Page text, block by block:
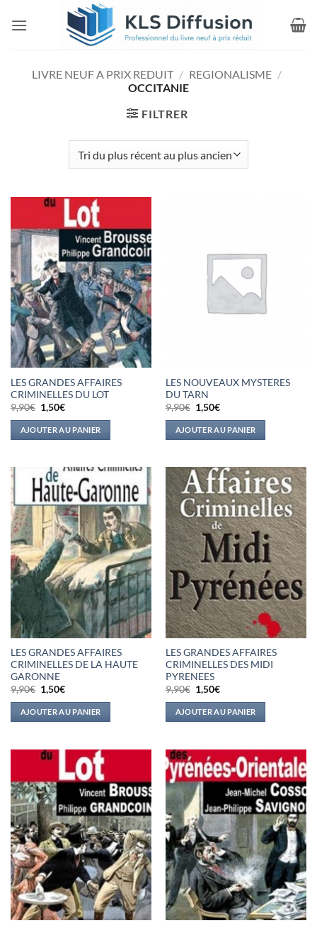
LIVRE NEUF A PRIX REDUIT / REGIONALISME /
OCCITANIE
FILTRER
LES GRANDES AFFAIRES
CRIMINELLES DU LOT
9,90€ Le
prix
initial
était :
9,90€.
1,50€Le
actuel
est :
1,50€.
AJOUTER AU PANIER
LES NOUVEAUX MYSTERES
DU TARN
9,90€ Le
prix
initial
était :
9,90€.
1,50€Le
actuel
est :
1,50€.
AJOUTER AU PANIER
LES GRANDES AFFAIRES
CRIMINELLES DE LA HAUTE
GARONNE
9,90€ Le
prix
initial
était :
9,90€.
1,50€Le
actuel
est :
1,50€.
AJOUTER AU PANIER
LES GRANDES AFFAIRES
CRIMINELLES DES MIDI
PYRENEES
9,90€ Le
prix
initial
était :
9,90€.
1,50€Le
actuel
est :
1,50€.
AJOUTER AU PANIER